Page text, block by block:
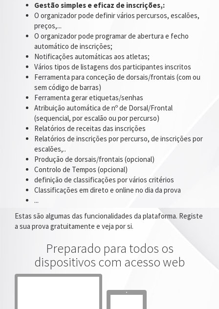
Gestão simples e eficaz de inscrições,:
O organizador pode definir vários percursos, escalões,
preços,...
O organizador pode programar de abertura e fecho
automático de inscrições;
Notificações automáticas aos atletas;
Vários tipos de listagens dos participantes inscritos
Ferramenta para conceção de dorsais/frontais (com ou
sem código de barras)
Ferramenta gerar etiquetas/senhas
Atribuição automática de nº de Dorsal/Frontal
(sequencial, por escalão ou por percurso)
Relatórios de receitas das inscrições
Relatórios de inscrições por percurso, de inscrições por
escalões,..
Produção de dorsais/frontais (opcional)
Controlo de Tempos (opcional)
definição de classificações por vários critérios
Classificações em direto e online no dia da prova
...
Estas são algumas das funcionalidades da plataforma. Registe
a sua prova gratuitamente e veja por si.
Preparado para todos os
dispositivos com acesso web